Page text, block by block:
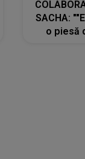
SACHA:
o piesă